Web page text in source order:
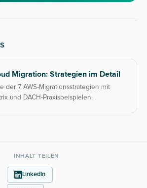
Migration: Strategien im Detail
der 7 AWS-Migrationsstrategien mit
und DACH-Praxisbeispielen.
INHALT TEILEN
LinkedIn